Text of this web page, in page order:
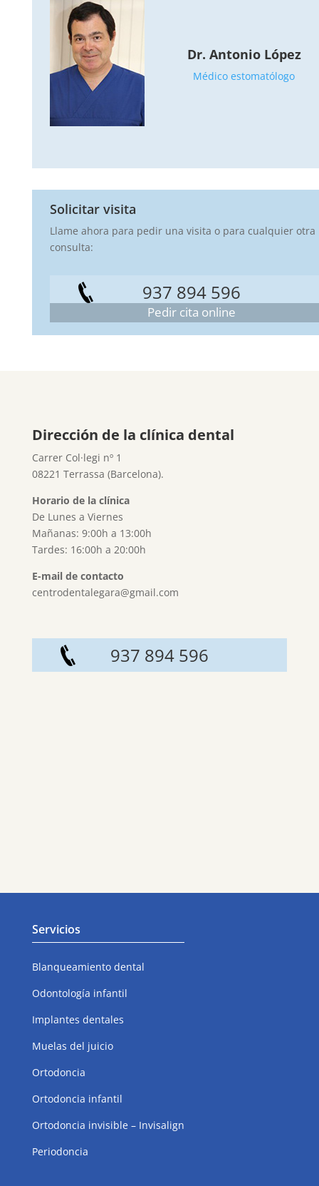
Dr. Antonio López
Médico estomatólogo
Solicitar visita
Llame ahora para pedir una visita o para cualquier otra
consulta:
937 894 596
Pedir cita online
Dirección de la clínica dental
Carrer Col·legi nº 1
08221 Terrassa (Barcelona).
Horario de la clínica
De Lunes a Viernes
Mañanas: 9:00h a 13:00h
Tardes: 16:00h a 20:00h
E-mail de contacto
centrodentalegara@gmail.com
937 894 596
Servicios
Blanqueamiento dental
Odontología infantil
Implantes dentales
Muelas del juicio
Ortodoncia
Ortodoncia infantil
Ortodoncia invisible – Invisalign
Periodoncia